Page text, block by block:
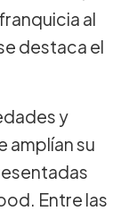
al
destaca el
y
amplían su
Entre las